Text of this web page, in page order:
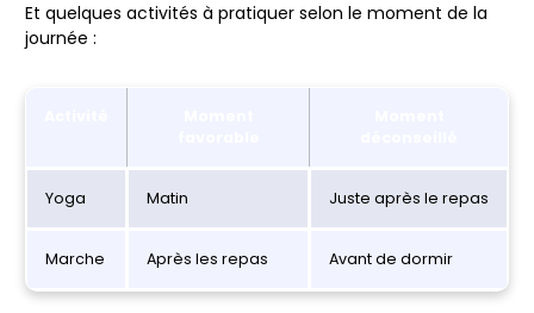
Et quelques activités à pratiquer selon le moment de la
journée :
Yoga Matin Juste après le repas
Marche Après les repas Avant de dormir